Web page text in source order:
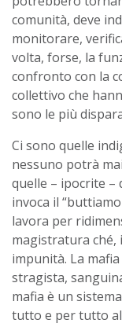
comunità, deve
monitorare,
volta, forse, la
confronto con la
collettivo che
sono le più
Ci sono quelle
nessuno potrà
quelle – ipocrite –
invoca il
lavora per
magistratura ché,
impunità. La
stragista,
mafia è un
tutto e per tutto